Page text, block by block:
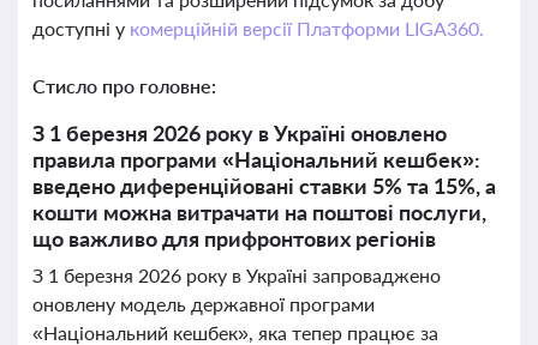
доступні у комерційній версії Платформи LIGA360.
Стисло про головне:
З 1 березня 2026 року в Україні оновлено
правила програми «Національний кешбек»:
введено диференційовані ставки 5% та 15%, а
кошти можна витрачати на поштові послуги,
що важливо для прифронтових регіонів
З 1 березня 2026 року в Україні запроваджено
оновлену модель державної програми
«Національний кешбек», яка тепер працює за